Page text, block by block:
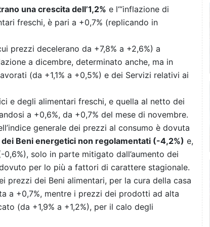
una crescita dell’1,2% e l‘“inflazione di
freschi, è pari a +0,7% (replicando in
prezzi decelerano da +7,8% a +2,6%) a
a dicembre, determinato anche, ma in
(da +1,1% a +0,5%) e dei Servizi relativi ai
e degli alimentari freschi, e quella al netto dei
a +0,6%, da +0,7% del mese di novembre.
generale dei prezzi al consumo è dovuta
Beni energetici non regolamentati (-4,2%) e,
solo in parte mitigato dall’aumento dei
per lo più a fattori di carattere stagionale.
prezzi dei Beni alimentari, per la cura della casa
a +0,7%, mentre i prezzi dei prodotti ad alta
(da +1,9% a +1,2%), per il calo degli